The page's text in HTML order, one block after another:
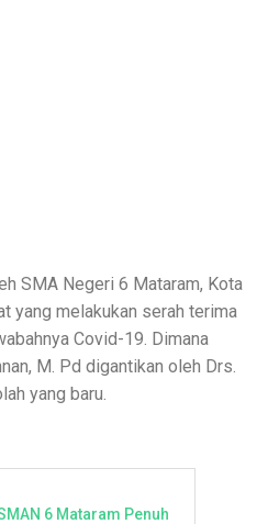
SMA Negeri 6 Mataram, Kota
yang melakukan serah terima
Covid-19. Dimana
M. Pd digantikan oleh Drs.
yang baru.
6 Mataram Penuh